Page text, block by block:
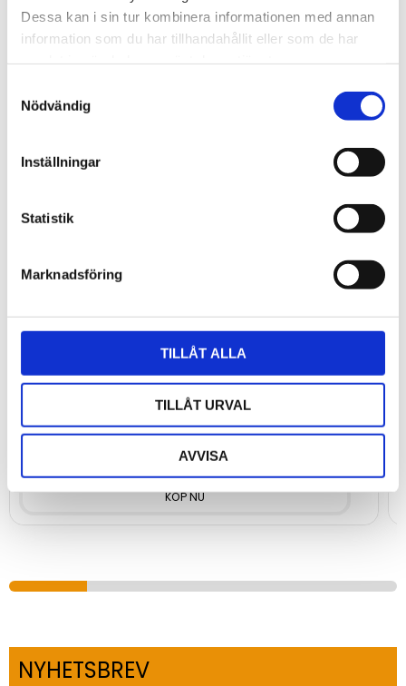
Dessa kan i sin tur kombinera informationen med annan
information som du har tillhandahållit eller som de har
Nödvändig
Inställningar
Statistik
Marknadsföring
TILLÅT ALLA
TILLÅT URVAL
AVVISA
Nätadapter 12VDC 1A
Plug-in för plintanslutning, 1,5m kabel
NYHETSBREV